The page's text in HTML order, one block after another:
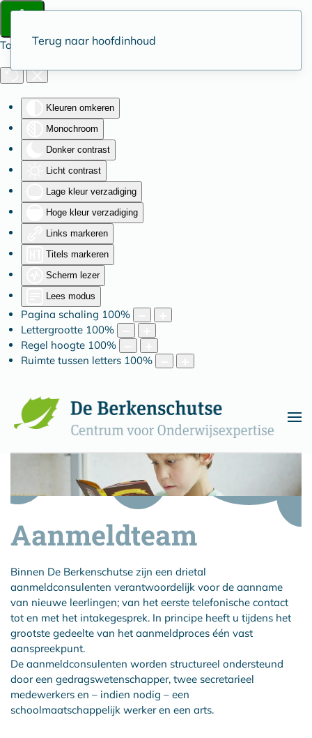
Toegankelijkheid
Kleuren omkeren
Monochroom
Donker contrast
Licht contrast
Lage kleur verzadiging
Hoge kleur verzadiging
Links markeren
Titels markeren
Scherm lezer
Lees modus
Pagina schaling 100%
Lettergrootte 100%
Regel hoogte 100%
Ruimte tussen letters 100%
Terug naar hoofdinhoud
Aanmeldteam
Binnen De Berkenschutse zijn een drietal
aanmeldconsulenten verantwoordelijk voor de aanname
van nieuwe leerlingen; van het eerste telefonische contact
tot en met het intakegesprek. In principe heeft u tijdens het
grootste gedeelte van het aanmeldproces één vast
aanspreekpunt.
De aanmeldconsulenten worden structureel ondersteund
door een gedragswetenschapper, twee secretarieel
medewerkers en – indien nodig – een
schoolmaatschappelijk werker en een arts.